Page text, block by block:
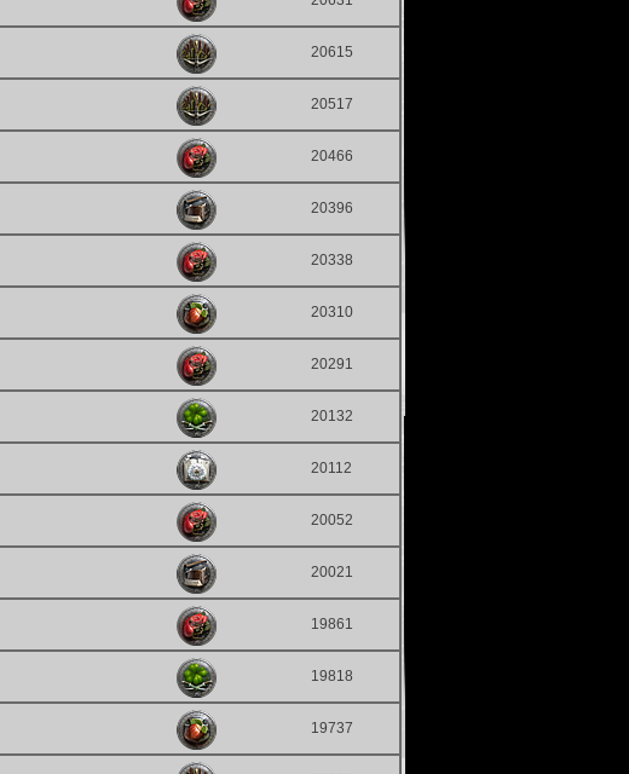
20615
20517
20466
20396
20338
20310
20291
20132
20112
20052
20021
19861
19818
19737